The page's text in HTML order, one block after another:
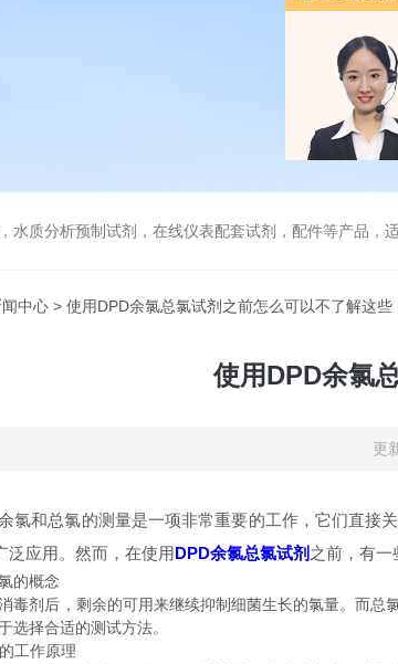
水质分析预制试剂，在线仪表配套试剂，配件等产品，适用于
闻中心 > 使用DPD余氯总氯试剂之前怎么可以不了解这些
使用DPD余氯
更
总氯的测量是一项非常重要的工作，它们直接关
泛应用。然而，在使用DPD余氯总氯试剂 之前，有
的概念
剂后，剩余的可用来继续抑制细菌生长的氯量。而总
选择合适的测试方法。
工作原理